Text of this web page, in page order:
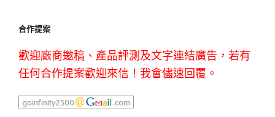
合作提案
歡迎廠商邀稿、產品評測及文字連結廣告，若有
任何合作提案歡迎來信！我會儘速回覆。